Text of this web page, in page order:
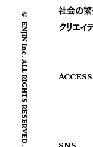
© ENJIN Inc. ALL RIGHTS RESERVED.
社会の
クリエイ
ACCESS